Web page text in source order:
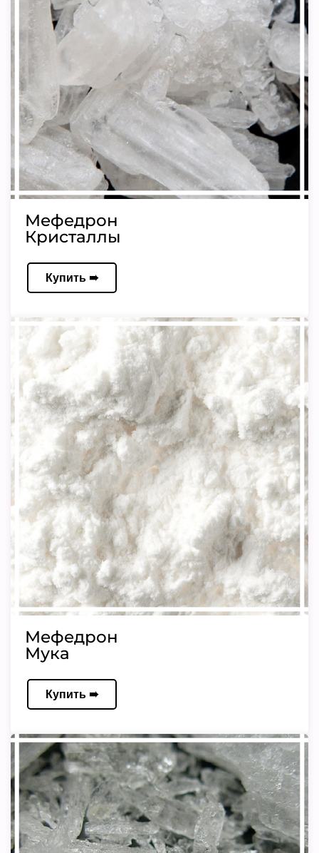
Мефедрон
Кристаллы
Купить ➠
Мефедрон
Мука
Купить ➠